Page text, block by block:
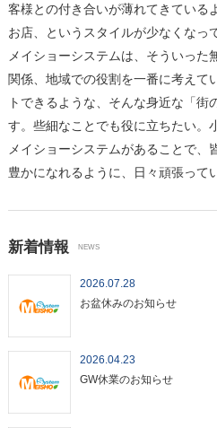
客様との付き合いが薄れてきている
お店、というスタイルが少なくなっ
メイショーシステムは、そういった
関係、地域での役割を一番に考えて
トできるような、そんな身近な「街
す。些細なことでも役に立ちたい。
メイショーシステムがあることで、
豊かになれるように、日々頑張って
新着情報 NEWS
2026.07.28
お盆休みのお知らせ
2026.04.23
GW休業のお知らせ